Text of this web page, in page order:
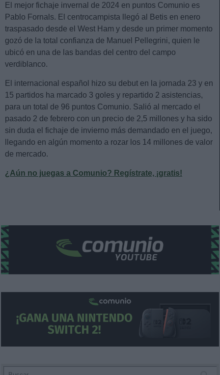
El mejor fichaje invernal de 2024 en puntos Comunio es
Pablo Fornals. El centrocampista llegó al Betis en enero
traspasado desde el West Ham y desde un primer momento
gozó de la total confianza de Manuel Pellegrini, quien le
ubicó en una de las bandas del centro del campo
verdiblanco.
El internacional español hizo su debut en la jornada 23 y en
15 partidos ha marcado 3 goles y repartido 2 asistencias,
para un total de 96 puntos Comunio. Salió al mercado el
pasado 2 de febrero con un precio de 2,5 millones y ha sido
sin duda el fichaje de invierno más demandado en el juego,
llegando en algún momento a rozar los 14 millones de valor
de mercado.
¿Aún no juegas a Comunio? Regístrate, ¡gratis!